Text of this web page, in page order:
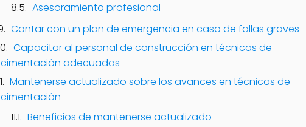
Asesoramiento profesional
Contar con un plan de emergencia en caso de fallas graves
Capacitar al personal de construcción en técnicas de
cimentación adecuadas
Mantenerse actualizado sobre los avances en técnicas de
cimentación
Beneficios de mantenerse actualizado